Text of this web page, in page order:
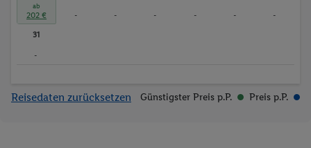
ab
202 € - - - - -
-
31
-
Reisedaten zurücksetzen Günstigster Preis p.P. Preis p.P.